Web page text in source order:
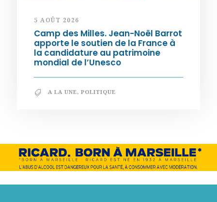
5 AOÛT 2026
Camp des Milles. Jean-Noël Barrot
apporte le soutien de la France à
la candidature au patrimoine
mondial de l’Unesco
A LA UNE, POLITIQUE